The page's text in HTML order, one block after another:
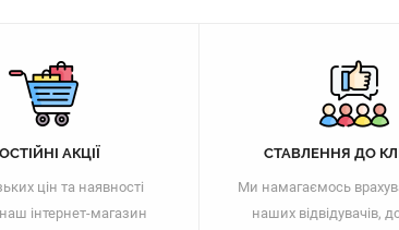
АКЦІЇ
цін та наявності
інтернет-магазин
СТАВЛЕННЯ ДО
Ми намагаємось
наших відвідувачів,